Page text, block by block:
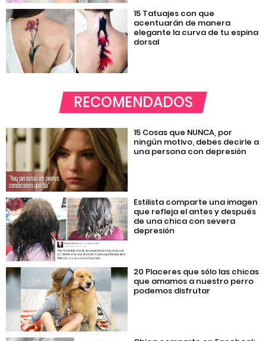
15 Tatuajes con que
acentuarán de manera
elegante la curva de tu espina
dorsal
RECOMENDADOS
15 Cosas que NUNCA, por
ningún motivo, debes decirle a
una persona con depresión
Estilista comparte una imagen
que refleja el antes y después
de una chica con severa
depresión
20 Placeres que sólo las chicas
que amamos a nuestro perro
podemos disfrutar